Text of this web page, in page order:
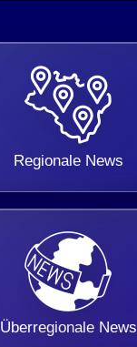
Regionale News
Überregionale News